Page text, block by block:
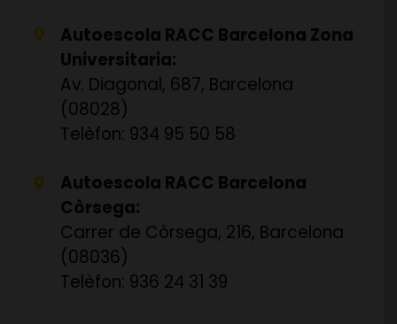
Autoescola RACC Barcelona Zona
Universitaria:
Av. Diagonal, 687, Barcelona
(08028)
Telèfon: 934 95 50 58
Autoescola RACC Barcelona
Còrsega:
Carrer de Còrsega, 216, Barcelona
(08036)
Telèfon: 936 24 31 39